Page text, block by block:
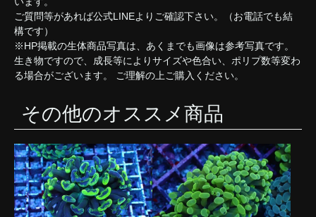
ご質問等があれば公式LINEよりご確認下さい。（お電話でも結
構です）
※HP掲載の生体商品写真は、あくまでも画像は参考写真です。
生き物ですので、成長等によりサイズや色合い、ポリプ数等変わ
る場合がございます。 ご理解の上ご購入ください。
その他のオススメ商品